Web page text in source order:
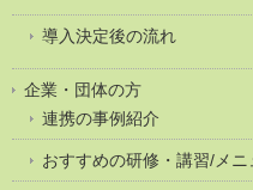
導入決定後の流れ
企業・団体の方
連携の事例紹介
おすすめの研修・講習/メニ